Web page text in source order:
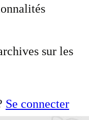
sur les
Se connecter